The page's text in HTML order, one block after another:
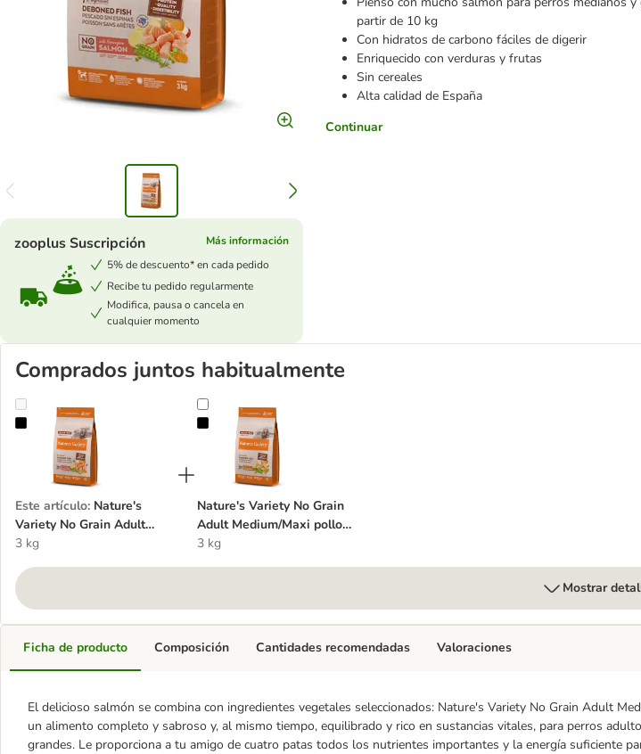
partir de 10 kg
Con hidratos de carbono fáciles de digerir
Enriquecido con verduras y frutas
Sin cereales
Alta calidad de España
Continuar
zooplus Suscripción
Más información
5% de descuento* en cada pedido
Recibe tu pedido regularmente
Modifica, pausa o cancela en
cualquier momento
Comprados juntos habitualmente
Nature's Variety No Grain Adult Medium/Maxi salmón
Este artículo: Nature's
Variety No Grain Adult
Medium/Maxi salmón
3 kg
Nature's Variety No Grain Adult Medium/Maxi pollo de corral
Nature's Variety No Grain
Adult Medium/Maxi pollo
de corral
3 kg
Mostrar
Ficha de producto
El delicioso salmón se combina con ingredientes vegetales seleccionados: Nature's Variety No Grain Adult
un alimento completo y sabroso y, al mismo tiempo, equilibrado y rico en sustancias vitales, para perros
grandes. Le proporciona a tu amigo de cuatro patas todos los nutrientes importantes y la energía suficiente
Composición Cantidades recomendadas Valoraciones